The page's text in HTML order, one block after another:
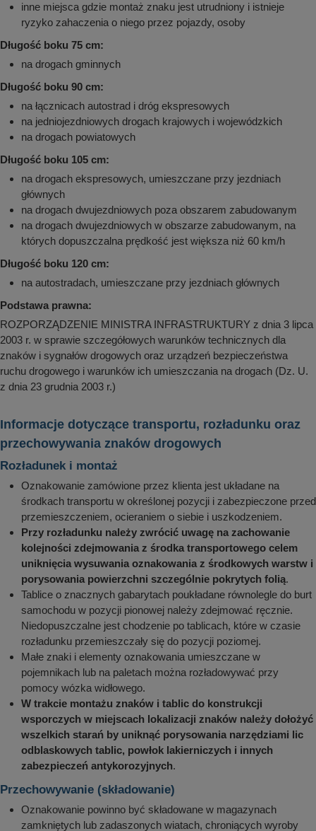
inne miejsca gdzie montaż znaku jest utrudniony i istnieje
ryzyko zahaczenia o niego przez pojazdy, osoby
Długość boku 75 cm:
na drogach gminnych
Długość boku 90 cm:
na łącznicach autostrad i dróg ekspresowych
na jedniojezdniowych drogach krajowych i wojewódzkich
na drogach powiatowych
Długość boku 105 cm:
na drogach ekspresowych, umieszczane przy jezdniach
głównych
na drogach dwujezdniowych poza obszarem zabudowanym
na drogach dwujezdniowych w obszarze zabudowanym, na
których dopuszczalna prędkość jest większa niż 60 km/h
Długość boku 120 cm:
na autostradach, umieszczane przy jezdniach głównych
Podstawa prawna:
ROZPORZĄDZENIE MINISTRA INFRASTRUKTURY z dnia 3 lipca
2003 r. w sprawie szczegółowych warunków technicznych dla
znaków i sygnałów drogowych oraz urządzeń bezpieczeństwa
ruchu drogowego i warunków ich umieszczania na drogach (Dz. U.
z dnia 23 grudnia 2003 r.)
Informacje dotyczące transportu, rozładunku oraz
przechowywania znaków drogowych
Rozładunek i montaż
Oznakowanie zamówione przez klienta jest układane na
środkach transportu w określonej pozycji i zabezpieczone przed
przemieszczeniem, ocieraniem o siebie i uszkodzeniem.
Przy rozładunku należy zwrócić uwagę na zachowanie
kolejności zdejmowania z środka transportowego celem
uniknięcia wysuwania oznakowania z środkowych warstw i
porysowania powierzchni szczególnie pokrytych folią.
Tablice o znacznych gabarytach poukładane równolegle do burt
samochodu w pozycji pionowej należy zdejmować ręcznie.
Niedopuszczalne jest chodzenie po tablicach, które w czasie
rozładunku przemieszczały się do pozycji poziomej.
Małe znaki i elementy oznakowania umieszczane w
pojemnikach lub na paletach można rozładowywać przy
pomocy wózka widłowego.
W trakcie montażu znaków i tablic do konstrukcji
wsporczych w miejscach lokalizacji znaków należy dołożyć
wszelkich starań by uniknąć porysowania narzędziami lic
odblaskowych tablic, powłok lakierniczych i innych
zabezpieczeń antykorozyjnych.
Przechowywanie (składowanie)
Oznakowanie powinno być składowane w magazynach
zamkniętych lub zadaszonych wiatach, chroniących wyroby